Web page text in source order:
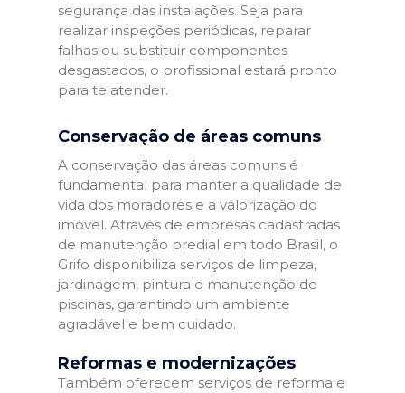
segurança das instalações. Seja para
realizar inspeções periódicas, reparar
falhas ou substituir componentes
desgastados, o profissional estará pronto
para te atender.
Conservação de áreas comuns
A conservação das áreas comuns é
fundamental para manter a qualidade de
vida dos moradores e a valorização do
imóvel. Através de empresas cadastradas
de manutenção predial em todo Brasil, o
Grifo disponibiliza serviços de limpeza,
jardinagem, pintura e manutenção de
piscinas, garantindo um ambiente
agradável e bem cuidado.
Reformas e modernizações
Também oferecem serviços de reforma e